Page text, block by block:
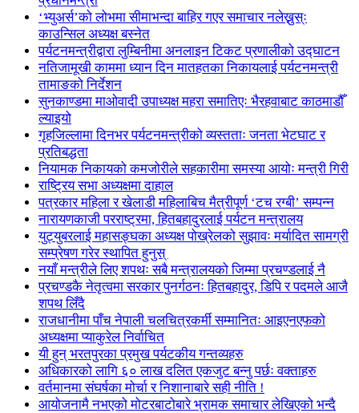
‘भ्युअर्स’को लोभमा सीमाभन्दा बाहिर गएर समाचार नलेख्नुस्ः
काउन्सिल अध्यक्ष बस्नेत
पर्यटनमन्त्रीद्वारा लुम्बिनीमा अनलाइन टिकट प्रणालीको उद्घाटन
नतिजामूखी काममा ध्यान दिन मातहतका निकायलाई पर्यटनमन्त्री
तामाङको निर्देशन
सुनकाण्डमा मा‌ओवादी उपाध्यक्ष महरा समातिएः भैरहवाबाट काठमाडौँ
ल्याइयो
गृहजिल्लामा दिनभर पर्यटनमन्त्रीको व्यस्तताः जनता भेटघाट र
प्रतिबद्धता
नियामक निकायको कमजोरीले सहकारीमा समस्या आयोः मन्त्री गिरी
राष्ट्रिय सभा अध्यक्षमा दाहाल
पत्रकार महिला र खेलाडी महिलाबिच मैत्रीपूर्ण ‘टच रग्बी’ सम्पन्न
नारायणकाजी परराष्ट्रमा, हितबहादुरलाई पर्यटन मन्त्रालय
युट्युबरलाई महासङ्घका अध्यक्ष पोख्रेलको सुझावः मर्यादित सामग्री
सम्प्रेषण गरेर स्थापित हुनुस्
नयाँ मन्त्रीले लिए शपथः सबै मन्त्रालयको जिम्मा प्रचण्डलाई नै
प्रचण्डकै नेतृत्वमा सरकार पुनर्गठनः हितबहादुर, डिपि र पदमले आजै
शपथ लिँदै
राजधानीमा पाँच नेपाली चलचित्रकर्मी सम्मानितः आइएनएफको
अध्यक्षमा प्याकुरेल निर्वाचित
यी हुन् भरतपुरका प्रमुख पर्यटकीय गन्तव्यहरु
अधिकारको लागि ६० लाख दलित एकजुट बन्नु पर्छः वक्ताहरु
वर्तमानमा संघर्षका मोर्चा र निशानाबारे सही नीति !
आयोजनामै नभएको मोटरबाटोबारे भ्रामक समाचार लेखिएको भन्दै